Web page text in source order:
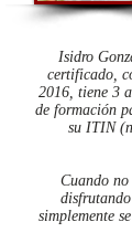
Isidro
certificado,
2016, tiene 3
de formación
su ITIN
Cuando
simplemente